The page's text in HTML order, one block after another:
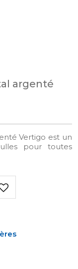
argenté
Vertigo est un
pour toutes